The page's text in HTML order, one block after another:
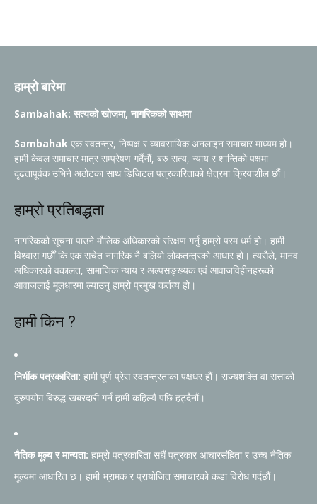
हाम्रो बारेमा
Sambahak: सत्यको खोजमा, नागरिकको साथमा
Sambahak एक स्वतन्त्र, निष्पक्ष र व्यावसायिक अनलाइन समाचार माध्यम हो।
हामी केवल समाचार मात्र सम्प्रेषण गर्दैनौं, बरु सत्य, न्याय र शान्तिको पक्षमा
दृढतापूर्वक उभिने अठोटका साथ डिजिटल पत्रकारिताको क्षेत्रमा क्रियाशील छौं।
हाम्रो प्रतिबद्धता
नागरिकको सूचना पाउने मौलिक अधिकारको संरक्षण गर्नु हाम्रो परम धर्म हो। हामी
विश्वास गर्छौं कि एक सचेत नागरिक नै बलियो लोकतन्त्रको आधार हो। त्यसैले, मानव
अधिकारको वकालत, सामाजिक न्याय र अल्पसङ्ख्यक एवं आवाजविहीनहरूको
आवाजलाई मूलधारमा ल्याउनु हाम्रो प्रमुख कर्तव्य हो।
हामी किन ?
निर्भीक पत्रकारिता: हामी पूर्ण प्रेस स्वतन्त्रताका पक्षधर हौं। राज्यशक्ति वा सत्ताको
दुरुपयोग विरुद्ध खबरदारी गर्न हामी कहिल्यै पछि हट्दैनौं।
नैतिक मूल्य र मान्यता: हाम्रो पत्रकारिता सधैं पत्रकार आचारसंहिता र उच्च नैतिक
मूल्यमा आधारित छ। हामी भ्रामक र प्रायोजित समाचारको कडा विरोध गर्दछौं।